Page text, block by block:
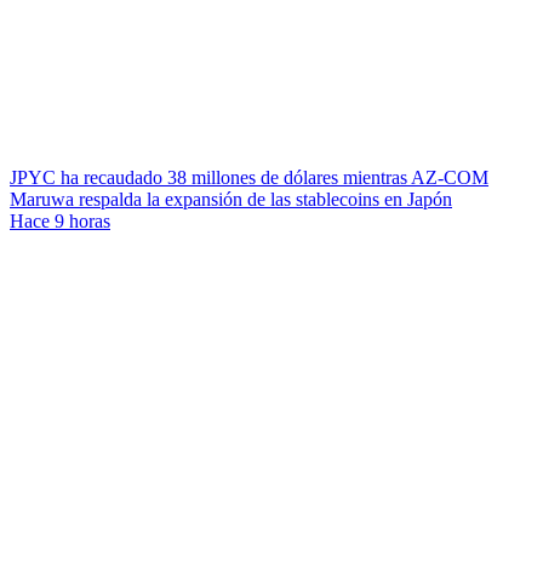
JPYC ha recaudado 38 millones de dólares mientras AZ-COM
Maruwa respalda la expansión de las stablecoins en Japón
Hace 9 horas